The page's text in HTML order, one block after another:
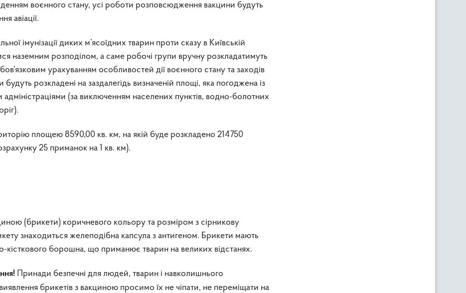
воєнного стану, усі роботи розповсюдження вакцини будуть
авіації.
імунізації диких м’ясоїдних тварин проти сказу в Київській
наземним розподілом, а саме робочі групи вручну розкладатимуть
урахуванням особливостей дії воєнного стану та заходів
розкладені на заздалегідь визначеній площі, яка погоджена із
(за виключенням населених пунктів, водно-болотних
площею 8590,00 кв. км, на якій буде розкладено 214750
25 приманок на 1 кв. км).
(брикети) коричневого кольору та розміром з сірникову
знаходиться желеподібна капсула з антигеном. Брикети мають
кісткового борошна, що приманює тварин на великих відстанях.
Принади безпечні для людей, тварин і навколишнього
брикетів з вакциною просимо їх не чіпати, не переміщати на